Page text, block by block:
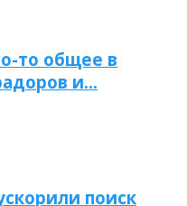
то общее в
и…
поиск